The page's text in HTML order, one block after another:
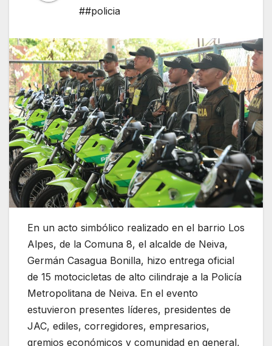
##policia
En un acto simbólico realizado en el barrio Los
Alpes, de la Comuna 8, el alcalde de Neiva,
Germán Casagua Bonilla, hizo entrega oficial
de 15 motocicletas de alto cilindraje a la Policía
Metropolitana de Neiva. En el evento
estuvieron presentes líderes, presidentes de
JAC, ediles, corregidores, empresarios,
gremios económicos y comunidad en general,